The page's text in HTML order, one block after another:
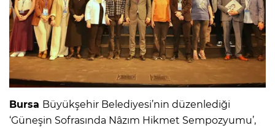
Bursa Büyükşehir Belediyesi’nin düzenlediği
‘Güneşin Sofrasında Nâzım Hikmet Sempozyumu’,